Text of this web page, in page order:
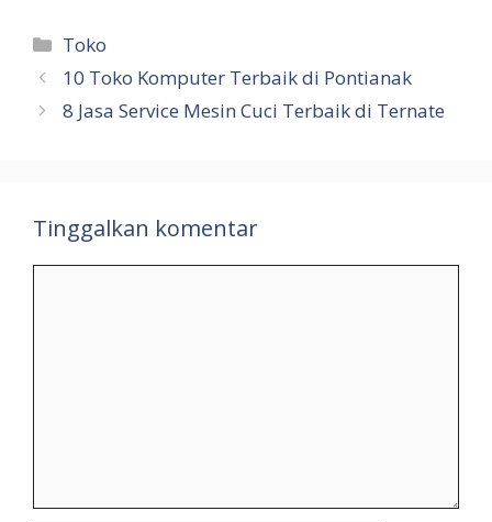
Kategori
Toko
10 Toko Komputer Terbaik di Pontianak
8 Jasa Service Mesin Cuci Terbaik di Ternate
Tinggalkan komentar